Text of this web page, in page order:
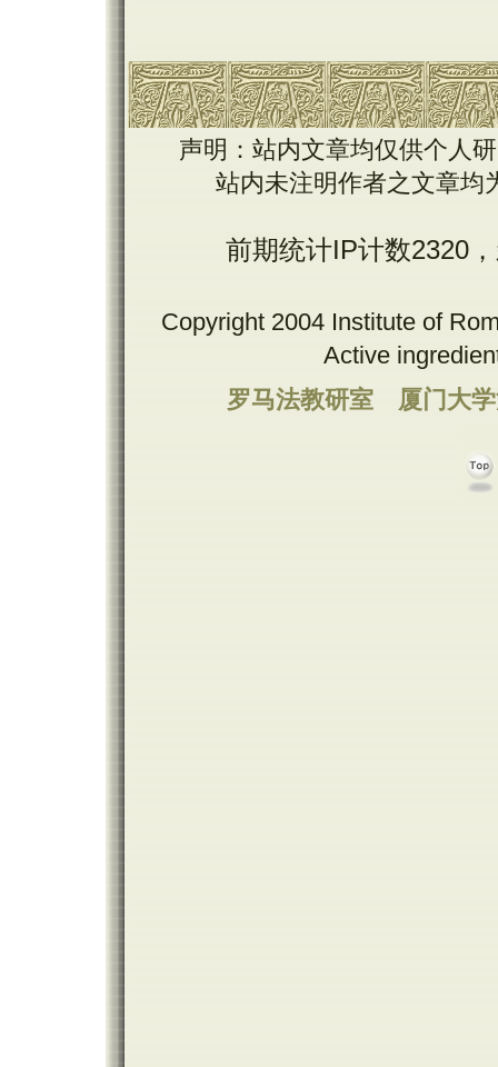
声明：站内文章均仅供个人
站内未注明作者之文章均
前期统计IP计数2320
Copyright 2004 Institute of
Active
罗马法教研室
厦门大